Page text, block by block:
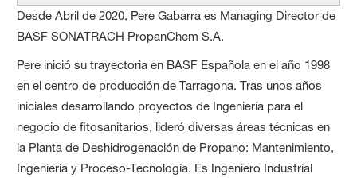
Desde Abril de 2020, Pere Gabarra es Managing Director de
BASF SONATRACH PropanChem S.A.
Pere inició su trayectoria en BASF Española en el año 1998
en el centro de producción de Tarragona. Tras unos años
iniciales desarrollando proyectos de Ingeniería para el
negocio de fitosanitarios, lideró diversas áreas técnicas en
la Planta de Deshidrogenación de Propano: Mantenimiento,
Ingeniería y Proceso-Tecnología. Es Ingeniero Industrial